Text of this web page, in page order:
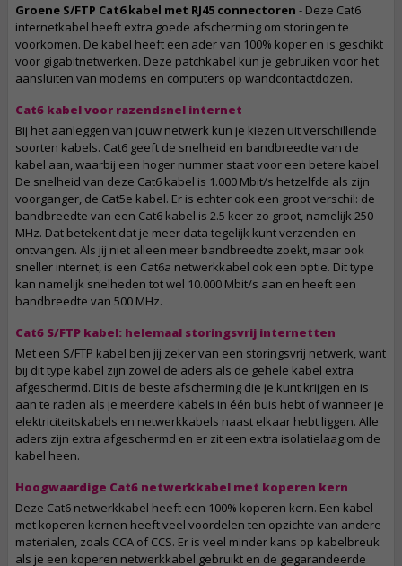
Groene S/FTP Cat6 kabel met RJ45 connectoren - Deze Cat6
internetkabel heeft extra goede afscherming om storingen te
voorkomen. De kabel heeft een ader van 100% koper en is geschikt
voor gigabitnetwerken. Deze patchkabel kun je gebruiken voor het
aansluiten van modems en computers op wandcontactdozen.
Cat6 kabel voor razendsnel internet
Bij het aanleggen van jouw netwerk kun je kiezen uit verschillende
soorten kabels. Cat6 geeft de snelheid en bandbreedte van de
kabel aan, waarbij een hoger nummer staat voor een betere kabel.
De snelheid van deze Cat6 kabel is 1.000 Mbit/s hetzelfde als zijn
voorganger, de Cat5e kabel. Er is echter ook een groot verschil: de
bandbreedte van een Cat6 kabel is 2.5 keer zo groot, namelijk 250
MHz. Dat betekent dat je meer data tegelijk kunt verzenden en
ontvangen. Als jij niet alleen meer bandbreedte zoekt, maar ook
sneller internet, is een Cat6a netwerkkabel ook een optie. Dit type
kan namelijk snelheden tot wel 10.000 Mbit/s aan en heeft een
bandbreedte van 500 MHz.
Cat6 S/FTP kabel: helemaal storingsvrij internetten
Met een S/FTP kabel ben jij zeker van een storingsvrij netwerk, want
bij dit type kabel zijn zowel de aders als de gehele kabel extra
afgeschermd. Dit is de beste afscherming die je kunt krijgen en is
aan te raden als je meerdere kabels in één buis hebt of wanneer je
elektriciteitskabels en netwerkkabels naast elkaar hebt liggen. Alle
aders zijn extra afgeschermd en er zit een extra isolatielaag om de
kabel heen.
Hoogwaardige Cat6 netwerkkabel met koperen kern
Deze Cat6 netwerkkabel heeft een 100% koperen kern. Een kabel
met koperen kernen heeft veel voordelen ten opzichte van andere
materialen, zoals CCA of CCS. Er is veel minder kans op kabelbreuk
als je een koperen netwerkkabel gebruikt en de gegarandeerde